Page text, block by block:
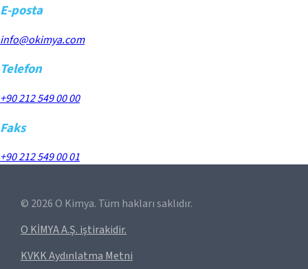
E-posta
info@okimya.com
Telefon
+90 212 549 00 00
Faks
+90 212 549 00 01
© 2026 O Kimya. Tüm hakları saklıdır.
O KİMYA A.Ş. iştirakidir.
KVKK Aydınlatma Metni